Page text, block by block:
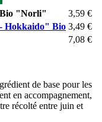
Bio "Norli"
3,59 €
Hokkaido" Bio 3,49 €
7,08 €
de base pour les
en accompagnement,
récolté entre juin et